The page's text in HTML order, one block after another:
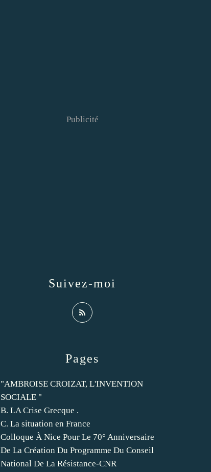
Pages
"AMBROISE CROIZAT, L'INVENTION
SOCIALE "
B. LA Crise Grecque .
C. La situation en France
Colloque À Nice Pour Le 70° Anniversaire
De La Création Du Programme Du Conseil
National De La Résistance-CNR
Suivez-moi
Publicité